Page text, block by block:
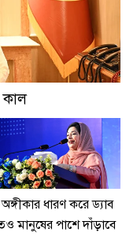
কাল
ধারণ করে ড্যাব
মানুষের পাশে দাঁড়াবে